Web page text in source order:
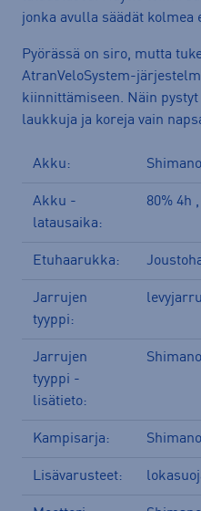
jonka avulla säädät kolmea
Pyörässä on siro, mutta
AtranVeloSystem-
kiinnittämiseen. Näin
laukkuja ja koreja vain
Akku:
Akku -
latausaika:
80% 4h
Etuhaarukka:
Jarrujen
tyyppi:
Jarrujen
tyyppi -
lisätieto:
Kampisarja:
Lisävarusteet: